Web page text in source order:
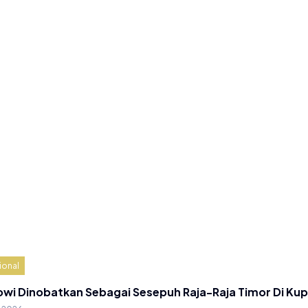
Dinobatkan Sebagai Sesepuh Raja-Raja Timor Di